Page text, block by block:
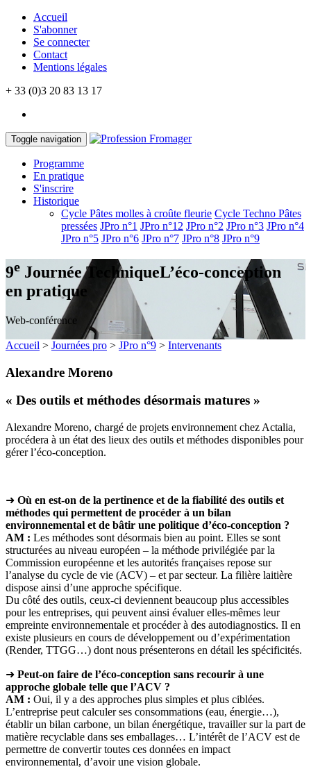
Accueil
S'abonner
Se connecter
Contact
Mentions légales
+ 33 (0)3 20 83 13 17
Toggle navigation
Programme
En pratique
S'inscrire
Historique
Cycle Pâtes molles à croûte fleurie Cycle Techno Pâtes
pressées JPro n°1 JPro n°12 JPro n°2 JPro n°3 JPro n°4
JPro n°5 JPro n°6 JPro n°7 JPro n°8 JPro n°9
9e Journée TechniqueL’éco-conception
en pratique
Web-conférence
Accueil > Journées pro > JPro n°9 > Intervenants
Alexandre Moreno
« Des outils et méthodes désormais matures »
Alexandre Moreno, chargé de projets environnement chez Actalia,
procédera à un état des lieux des outils et méthodes disponibles pour
gérer l’éco-conception.
➜ Où en est-on de la pertinence et de la fiabilité des outils et
méthodes qui permettent de procéder à un bilan
environnemental et de bâtir une politique d’éco-conception ?
AM : Les méthodes sont désormais bien au point. Elles se sont
structurées au niveau européen – la méthode privilégiée par la
Commission européenne et les autorités françaises repose sur
l’analyse du cycle de vie (ACV) – et par secteur. La filière laitière
dispose ainsi d’une approche spécifique.
Du côté des outils, ceux-ci deviennent beaucoup plus accessibles
pour les entreprises, qui peuvent ainsi évaluer elles-mêmes leur
empreinte environnementale et procéder à des autodiagnostics. Il en
existe plusieurs en cours de développement ou d’expérimentation
(Render, TTGG…) dont nous présenterons en détail les spécificités.
➜ Peut-on faire de l’éco-conception sans recourir à une
approche globale telle que l’ACV ?
AM : Oui, il y a des approches plus simples et plus ciblées.
L’entreprise peut calculer ses consommations (eau, énergie…),
établir un bilan carbone, un bilan énergétique, travailler sur la part de
matière recyclable dans ses emballages… L’intérêt de l’ACV est de
permettre de convertir toutes ces données en impact
environnemental, d’avoir une vision globale.